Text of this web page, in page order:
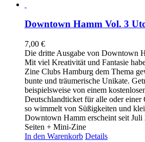
Downtown Hamm Vol. 3
7,00 €
Die dritte Ausgabe von Downtown
Mit viel Kreativität und Fantasie
Zine Clubs Hamburg dem Thema
bunte und träumerische Unikate.
beispielsweise von einem
Deutschlandticket für alle oder einer
so wimmelt von Süßigkeiten und
Downtown Hamm erscheint seit Juli
Seiten + Mini-Zine
In den Warenkorb Details